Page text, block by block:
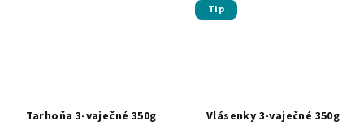
Tarhoňa 3-vaječné 350g
Tip
Vlásenky 3-vaječné 350g